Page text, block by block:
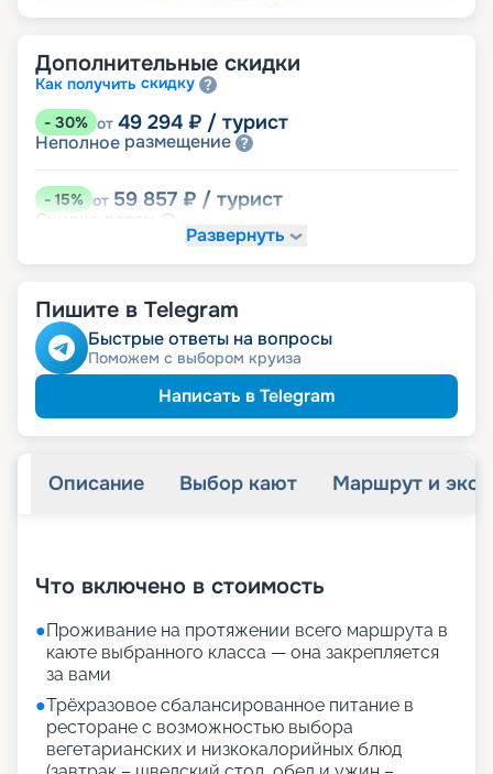
Дополнительные скидки
Как получить скидку
- 30% от 49 294 ₽ / турист
Неполное размещение
-15% от 59 857 ₽ / турист
Скидка
Скидка
пенсионерам
Скидка сотрудникам силовых
Скидка многодетнымсемьям
Скидкаветеранам
Развернуть
Пишите в Telegram
Быстрые ответы на вопросы
Поможем с выбором круиза
Написать в Telegram
Описание Выбор кают Маршрут и
Что включено в стоимость
●Проживание на протяжении всего маршрута в
каюте выбранного класса — она закрепляется
за вами
●Трёхразовое сбалансированное питание в
ресторане с возможностью выбора
вегетарианских и низкокалорийных блюд